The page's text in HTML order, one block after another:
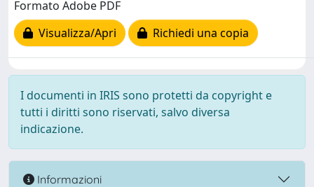
Formato Adobe PDF
Visualizza/Apri
Richiedi una copia
I documenti in IRIS sono protetti da copyright e
tutti i diritti sono riservati, salvo diversa
indicazione.
Informazioni